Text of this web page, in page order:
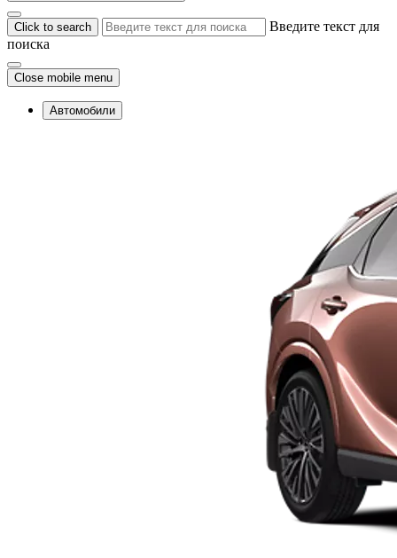
Click to search
Введите текст для
поиска
Close mobile menu
Автомобили